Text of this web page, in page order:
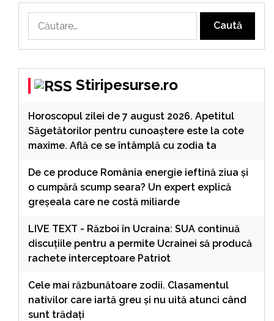
după:
Stiripesurse.ro
Horoscopul zilei de 7 august 2026. Apetitul
Săgetătorilor pentru cunoaștere este la cote
maxime. Află ce se întâmplă cu zodia ta
De ce produce România energie ieftină ziua și
o cumpără scump seara? Un expert explică
greșeala care ne costă miliarde
LIVE TEXT - Război în Ucraina: SUA continuă
discuțiile pentru a permite Ucrainei să producă
rachete interceptoare Patriot
Cele mai răzbunătoare zodii. Clasamentul
nativilor care iartă greu și nu uită atunci când
sunt trădați